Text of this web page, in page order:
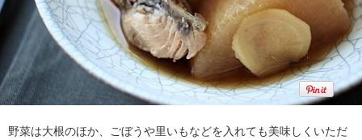
野菜は大根のほか、ごぼうや里いもなどを入れても美味しくいただ